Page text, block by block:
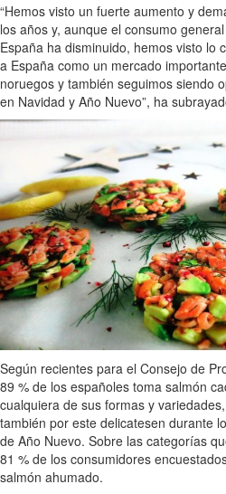
“Hemos visto un fuerte aumento y
los años y, aunque el consumo
España ha disminuido, hemos visto lo
a España como un mercado
noruegos y también seguimos siendo
en Navidad y Año Nuevo”, ha
Según recientes para el Consejo de
89 % de los españoles toma salmón
cualquiera de sus formas y
también por este delicatesen durante
de Año Nuevo. Sobre las categorías
81 % de los consumidores
salmón ahumado.